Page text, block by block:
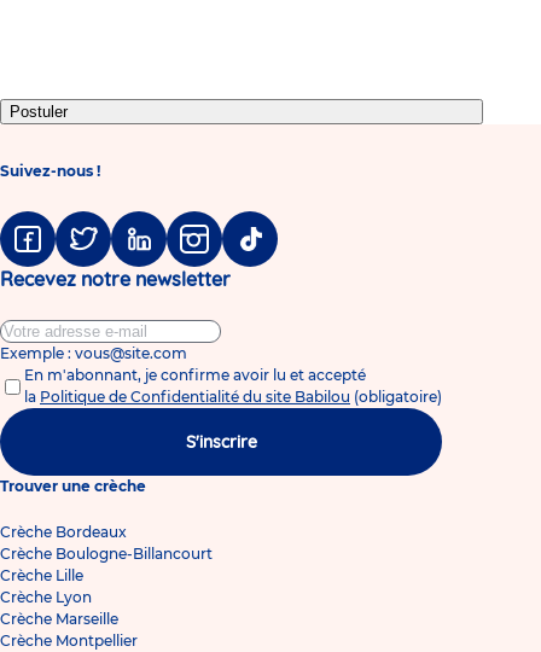
Postuler
Suivez-nous !
FacebookTwitter LinkedinInstagramTiktok
Recevez notre newsletter
Exemple : vous@site.com
En m'abonnant, je confirme avoir lu et accepté
la Politique de Confidentialité du site Babilou (obligatoire)
S'inscrire
Trouver une crèche
Crèche Bordeaux
Crèche Boulogne-Billancourt
Crèche Lille
Crèche Lyon
Crèche Marseille
Crèche Montpellier